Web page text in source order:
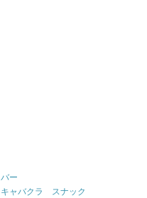
バー
キャバクラ スナック